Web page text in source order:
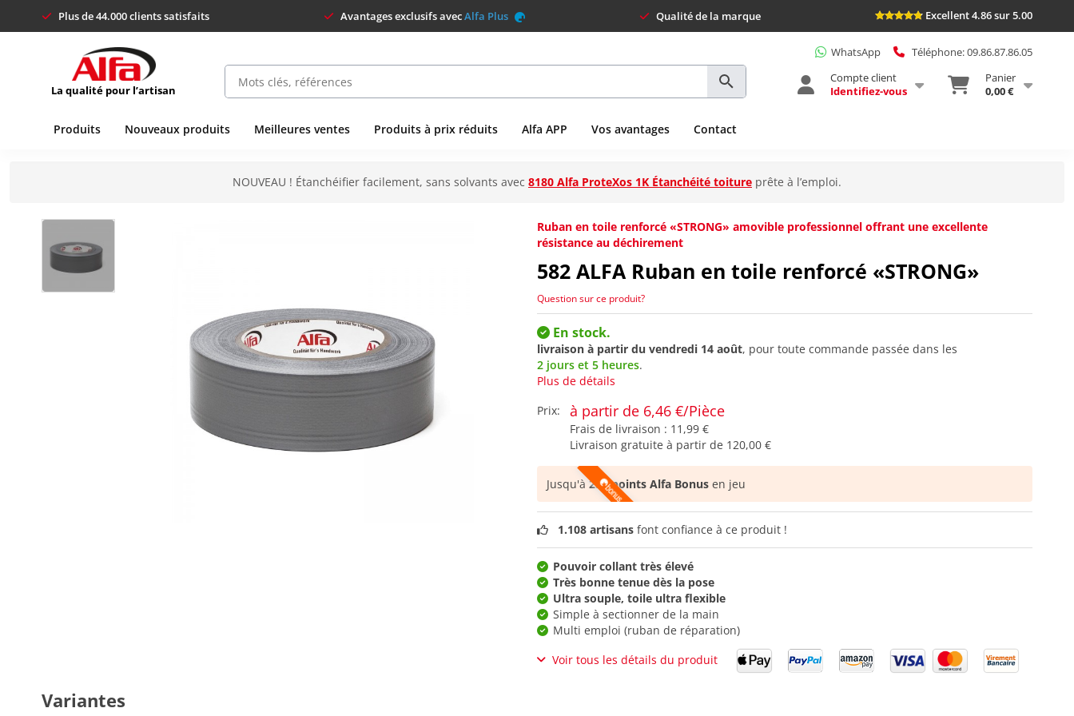
Plus de 44.000 clients satisfaits Avantages exclusifs avecAlfa Plus Qualité de la marque Excellent 4.86 sur 5.00
La qualité pour l’artisan
WhatsApp
Téléphone: 09.86.87.86.05
Compte client
Identifiez-vous
Panier
0,00 €
Produits Nouveaux produits Meilleures ventes Produits à prix réduits Alfa APP Vos avantages Contact
NOUVEAU ! Étanchéifier facilement, sans solvants avec 8180 Alfa ProteXos 1K Étanchéité toiture prête à l’emploi.
Ruban en toile renforcé «STRONG» amovible professionnel offrant une excellente
résistance au déchirement
582 ALFA Ruban en toile renforcé «STRONG»
Question sur ce produit?
En stock.
livraison à partir du vendredi 14 août, pour toute commande passée dans les
2 jours et 5 heures.
Plus de détails
Prix:
à partir de 6,46 €/Pièce
Frais de livraison : 11,99 €
Livraison gratuite à partir de 120,00 €
Jusqu'à258 points Alfa Bonus en jeu
1.108 artisans font confiance à ce produit !
Pouvoir collant très élevé
Très bonne tenue dès la pose
Ultra souple, toile ultra flexible
Simple à sectionner de la main
Multi emploi (ruban de réparation)
Voir tous les détails du produit
Variantes